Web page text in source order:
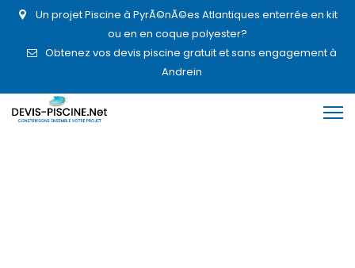
Un projet Piscine à PyrÃ©nÃ©es Atlantiques enterrée en kit
ou en en coque polyester?
Obtenez vos devis piscine gratuit et sans engagement à
Andrein